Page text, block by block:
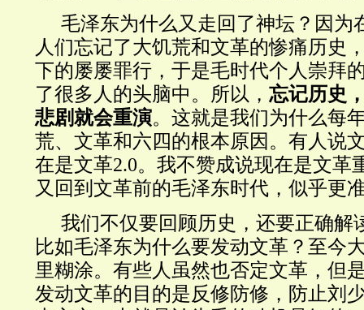
毛泽东为什么又走回了神坛？因为
人们忘记了大饥荒和文革的惨痛历史
下的屡屡罪行，于是毛时代个人崇拜
了很多人的头脑中。所以， 忘记历史
悲剧就会重演。这就是我们为什么每
荒、文革和六四的根本原因。有人说
在是文革2.0。我不赞成说现在是文革
又回到文革前的毛泽东时代，似乎更
我们不仅要回顾历史，还要正确解
比如毛泽东为什么要发动文革？至今
里糊涂。有些人虽然也否定文革，但
发动文革的目的是反修防修，防止刘